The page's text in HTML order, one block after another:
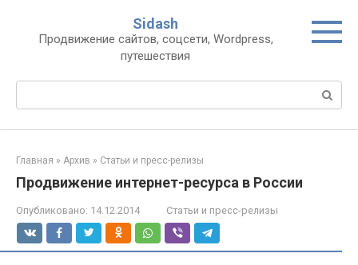
контенту
Sidash
Продвижение сайтов, соцсети, Wordpress,
путешествия
Главная » Архив » Статьи и пресс-релизы
Продвижение интернет-ресурса в России
Опубликовано: 14.12.2014 Статьи и пресс-релизы